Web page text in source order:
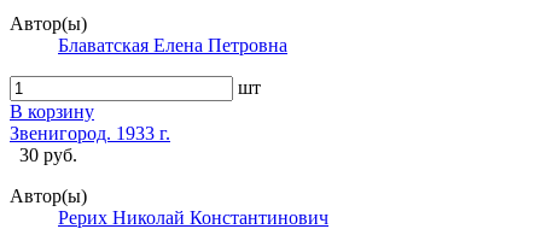
Автор(ы)
Блаватская Елена Петровна
шт
В корзину
Звенигород. 1933 г.
30 руб.
Автор(ы)
Рерих Николай Константинович